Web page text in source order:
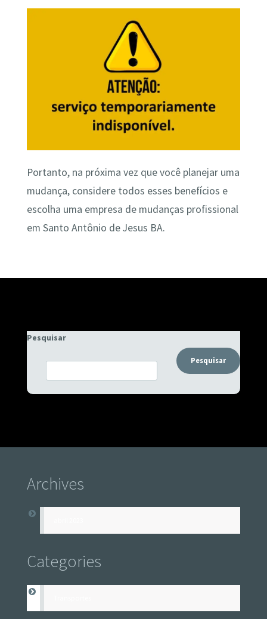
Portanto, na próxima vez que você planejar uma
mudança, considere todos esses benefícios e
escolha uma empresa de mudanças profissional
em Santo Antônio de Jesus BA.
Pesquisar
Pesquisar
Archives
Categories